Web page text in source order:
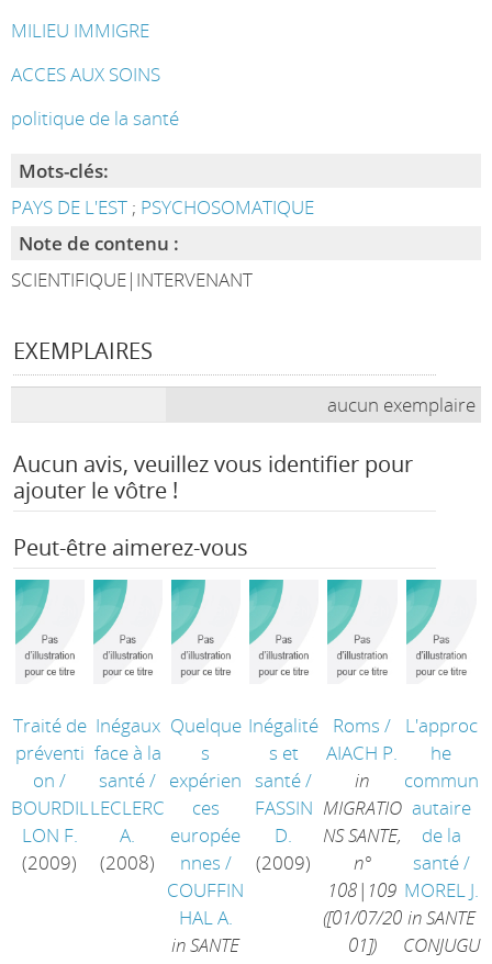
MILIEU IMMIGRE
ACCES AUX SOINS
politique de la santé
Mots-clés:
PAYS DE L'EST ; PSYCHOSOMATIQUE
Note de contenu :
SCIENTIFIQUE|INTERVENANT
EXEMPLAIRES
aucun exemplaire
Aucun avis, veuillez vous identifier pour
ajouter le vôtre !
Peut-être aimerez-vous
Traité de
préventi
on /
BOURDIL
LON F.
(2009)
Inégaux
face à la
santé/
LECLERC
A.
(2008)
Quelque
s
expérien
ces
europée
nnes /
COUFFIN
HAL A.
in SANTE
Inégalité
s et
santé/
FASSIN
D.
(2009)
Roms /
AIACH P.
in
MIGRATIO
NS SANTE,
n°
108|109
([01/07/20
01])
L'approc
he
commun
autaire
de la
santé/
MOREL J.
in SANTE
CONJUGU